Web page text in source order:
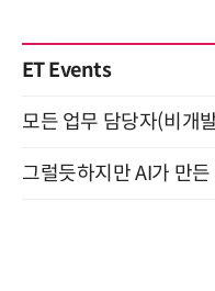
ET Events